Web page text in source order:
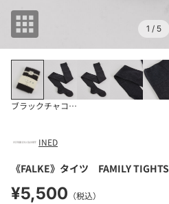
1 / 5
ブラックチャコールグ 3
INED
《FALKE》タイツ FAMILY TIGHTS
¥5,500 （税込）